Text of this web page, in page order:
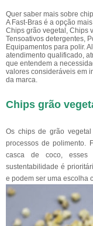
Quer saber mais sobre
A Fast-Bras é a opção
Chips grão vegetal, Chips
Tensoativos detergentes,
Equipamentos para polir.
atendimento qualificado,
que entendem a
valores consideráveis em
da marca.
Chips grão
Os chips de grão
processos de polimento.
casca de coco, esses
sustentabilidade é
e podem ser uma escolha